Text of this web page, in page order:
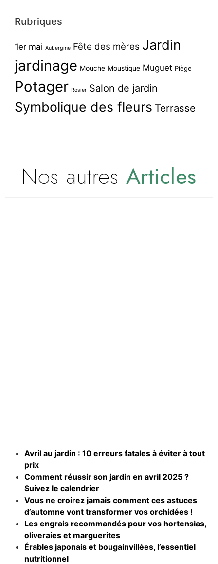
Rubriques
1er mai Aubergine Fête des mères Jardin
jardinage Mouche Moustique Muguet Piège
Potager Rosier Salon de jardin
Symbolique des fleurs Terrasse
Nos autres Articles
Avril au jardin : 10 erreurs fatales à éviter à tout
prix
Comment réussir son jardin en avril 2025 ?
Suivez le calendrier
Vous ne croirez jamais comment ces astuces
d’automne vont transformer vos orchidées !
Les engrais recommandés pour vos hortensias,
oliveraies et marguerites
Érables japonais et bougainvillées, l’essentiel
nutritionnel